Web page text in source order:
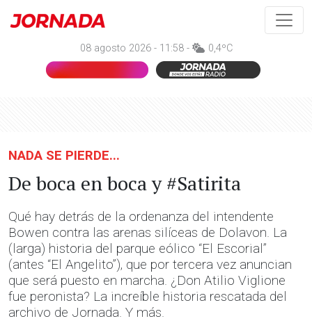
08 agosto 2026 - 11:58 - 0,4ºC
NADA SE PIERDE...
De boca en boca y #Satirita
Qué hay detrás de la ordenanza del intendente
Bowen contra las arenas silíceas de Dolavon. La
(larga) historia del parque eólico “El Escorial”
(antes “El Angelito”), que por tercera vez anuncian
que será puesto en marcha. ¿Don Atilio Viglione
fue peronista? La increíble historia rescatada del
archivo de Jornada. Y más.